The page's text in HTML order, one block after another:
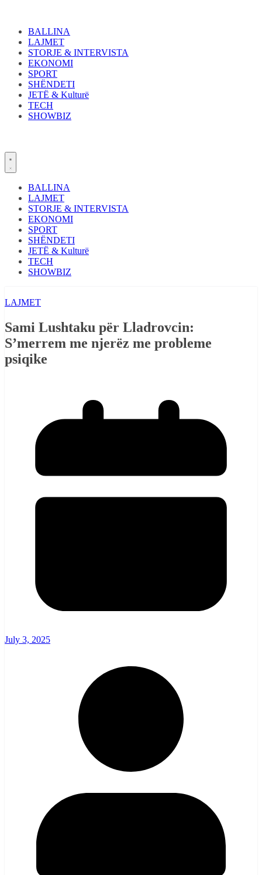
contentBALLINA
LAJMET
STORJE & INTERVISTA
EKONOMI
SPORT
SHËNDETI
JETË & Kulturë
TECH
SHOWBIZ
BALLINA
LAJMET
STORJE & INTERVISTA
EKONOMI
SPORT
SHËNDETI
JETË & Kulturë
TECH
SHOWBIZ
LAJMET
Sami Lushtaku për Lladrovcin:
S’merrem me njerëz me probleme
psiqike
July 3, 2025